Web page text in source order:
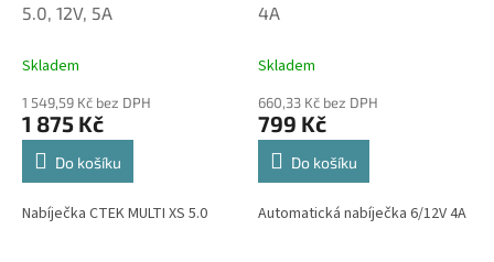
5.0, 12V, 5A
Skladem
1 549,59 Kč bez DPH
1 875 Kč
Do košíku
Nabíječka CTEK MULTI XS 5.0
4A
Skladem
660,33 Kč bez DPH
799 Kč
Do košíku
Automatická nabíječka 6/12V 4A